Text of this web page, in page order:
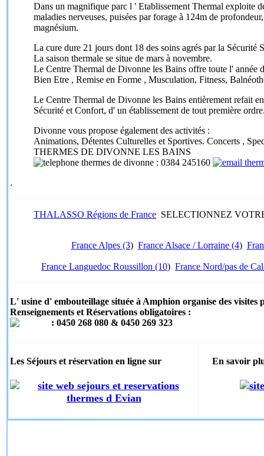
Dans un magnifique parc l ' Etablissement Thermal exploite
maladies nerveuses, puisées par forage à 124m de
magnésium.
La cure dure 21 jours dont 18 des soins agrés par la Sécurité
La saison thermale se situe de mars à novembre.
Le Centre Thermal de Divonne les Bains offre toute l' année
Bien Etre , Remise en Forme , Musculation, Fitness,
Le Centre Thermal de Divonne les Bains entièrement refait
Sécurité et Confort, d' un établissement de tout première
Divonne vous propose également des activités :
Animations, Détentes Culturelles et Sportives. Concerts ,
THERMES DE DIVONNE LES BAINS
: 0384 245160
.
THALASSO Régions de France SELECTIONNEZ
France Alpes (3) France Alsace / Lorraine (4)
France Languedoc Roussillon (10) France Nord/pas de
L' usine d' embouteillage située à Amphion organise des
Renseignements et Réservations obligatoires :
: 0450 268 080 & 0450 269 323
Les Séjours et réservation en ligne sur En savoir